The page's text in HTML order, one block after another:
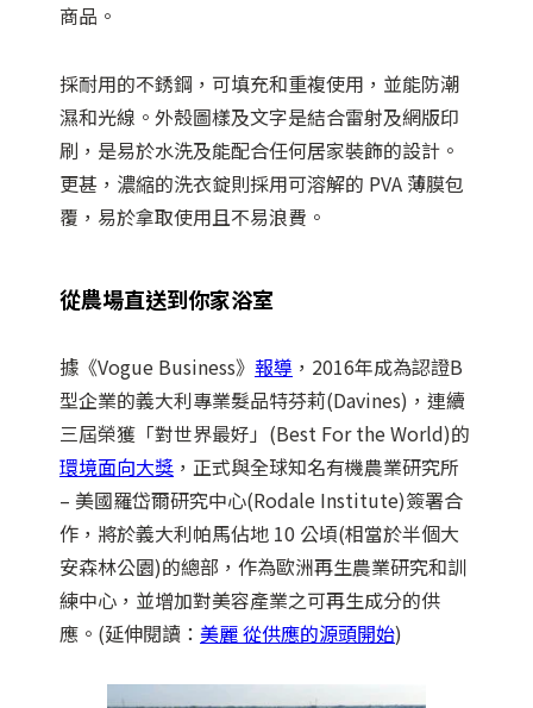
商品。
採耐用的不銹鋼，可填充和重複使用，並能防潮
濕和光線。外殼圖樣及文字是結合雷射及網版印
刷，是易於水洗及能配合任何居家裝飾的設計。
更甚，濃縮的洗衣錠則採用可溶解的 PVA 薄膜包
覆，易於拿取使用且不易浪費。
從農場直送到你家浴室
據《Vogue Business》 報導 ，2016年成為認證B
型企業的義大利專業髮品特芬莉(Davines)，連續
三屆榮獲「對世界最好」(Best For the World)的
環境面向大獎 ，正式與全球知名有機農業研究所
– 美國羅岱爾研究中心(Rodale Institute)簽署合
作，將於義大利帕馬佔地 10 公頃(相當於半個大
安森林公園)的總部，作為歐洲再生農業研究和訓
練中心，並增加對美容產業之可再生成分的供
應。(延伸閱讀： 美麗 從供應的源頭開始)